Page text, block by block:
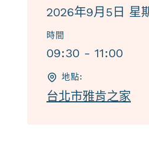
2026年9月5日 星
時間
09:30 - 11:00
地點:
台北市雅肯之家